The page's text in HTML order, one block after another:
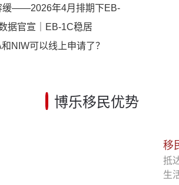
缓——2026年4月排期下EB-
迫性
据官宣｜EB-1C稳居
1A/NIW
NIW可以线上申请了？
博乐移民优势
移
抵
生